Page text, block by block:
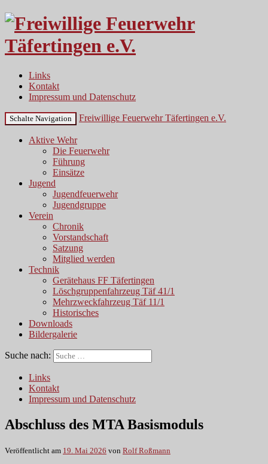
Links
Kontakt
Impressum und Datenschutz
Schalte Navigation Freiwillige Feuerwehr Täfertingen e.V.
Aktive Wehr
Die Feuerwehr
Führung
Einsätze
Jugend
Jugendfeuerwehr
Jugendgruppe
Verein
Chronik
Vorstandschaft
Satzung
Mitglied werden
Technik
Gerätehaus FF Täfertingen
Löschgruppenfahrzeug Täf 41/1
Mehrzweckfahrzeug Täf 11/1
Historisches
Downloads
Bildergalerie
Suche nach:
Links
Kontakt
Impressum und Datenschutz
Abschluss des MTA Basismoduls
Veröffentlicht am 19. Mai 2026 von Rolf Roßmann